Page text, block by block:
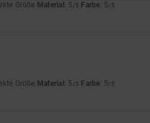
Größe Material : 5 /5 Farbe: 5/5
Größe Material : 5 /5 Farbe: 5/5